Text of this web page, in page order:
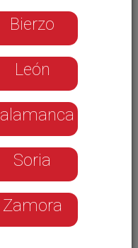
de
un amplio
para decidir
Bierzo
León
Soria
Zamora